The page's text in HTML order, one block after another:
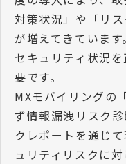
対策状況」や「リ
が増えてきていま
セキュリティ状況
要です。
MXモバイリングの
ず情報漏洩リスク
クレポートを通じ
ュリティリスクに